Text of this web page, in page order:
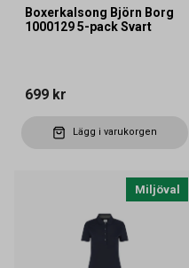
Boxerkalsong Björn Borg
1000129 5-pack Svart
699 kr
Lägg i varukorgen
Miljöval